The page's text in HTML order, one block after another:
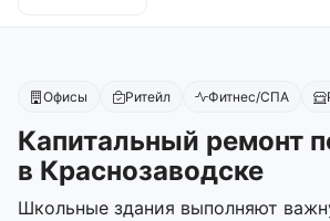
Офисы Ритейл Фитнес/СПА
Капитальный ремонт
в Краснозаводске
Школьные здания выполняют